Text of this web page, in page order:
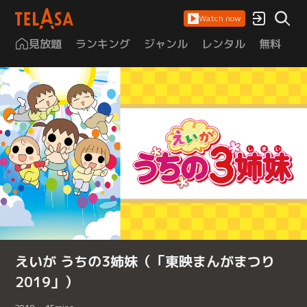
Watch now
見放題 ランキング ジャンル レンタル 無料
えいが うちの3姉妹（「東映まんがまつり
2019」）